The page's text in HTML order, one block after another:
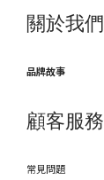
關於我們
品牌故事
顧客服務
常見問題